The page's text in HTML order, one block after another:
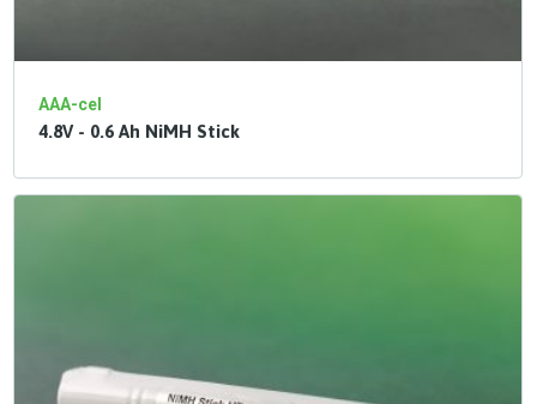
AAA-cel
4.8V - 0.6 Ah NiMH Stick